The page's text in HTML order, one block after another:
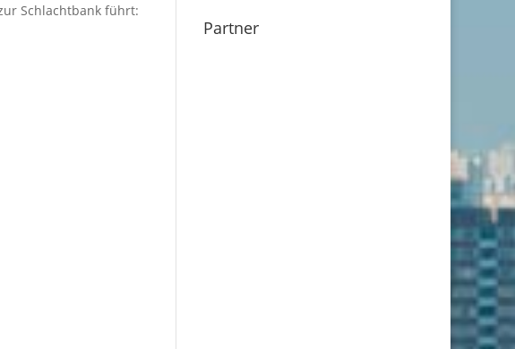
Schlachtbank führt:
Partner